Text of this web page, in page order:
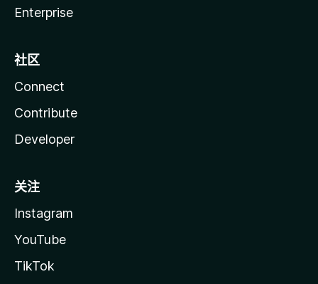
Enterprise
社区
Connect
Contribute
Developer
关注
Instagram
YouTube
TikTok